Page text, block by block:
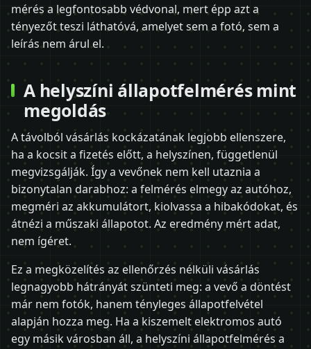
mérés a legfontosabb védvonal, mert épp azt a
tényezőt teszi láthatóvá, amelyet sem a fotó, sem a
leírás nem árul el.
A helyszíni állapotfelmérés mint
megoldás
A távolból vásárlás kockázatának legjobb ellenszere,
ha a kocsit a fizetés előtt, a helyszínen, függetlenül
megvizsgálják. Így a vevőnek nem kell utaznia a
bizonytalan darabhoz: a felmérés elmegy az autóhoz,
megméri az akkumulátort, kiolvassa a hibakódokat, és
átnézi a műszaki állapotot. Az eredmény mért adat,
nem ígéret.
Ez a megközelítés az ellenőrzés nélküli vásárlás
legnagyobb hátrányát szünteti meg: a vevő a döntést
már nem fotók, hanem tényleges állapotfelvétel
alapján hozza meg. Ha a kiszemelt elektromos autó
egy másik városban áll, a helyszíni állapotfelmérés a